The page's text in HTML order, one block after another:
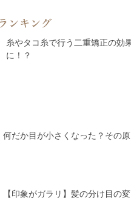
糸やタコ糸で行う二重矯正の効
に！？
何だか目が小さくなった？その
【印象がガラリ】髪の分け目の